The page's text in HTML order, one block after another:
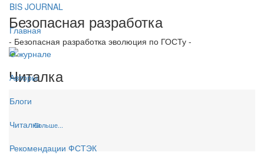
BIS JOURNAL
Главная
О журнале
Авторы
Блоги
Читалка
Рекомендации ФСТЭК
Безопасная разработка
- Безопасная разработка эволюция по ГОСТу -
Читалка
Больше...